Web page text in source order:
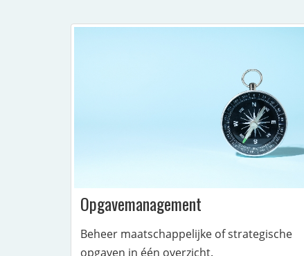
Opgavemanagement
Beheer maatschappelijke of strategische
opgaven in één overzicht.